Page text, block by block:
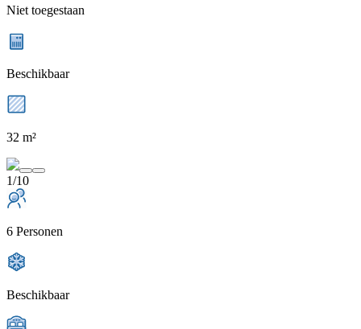
Niet toegestaan
Beschikbaar
32 m²
1/10
6 Personen
Beschikbaar